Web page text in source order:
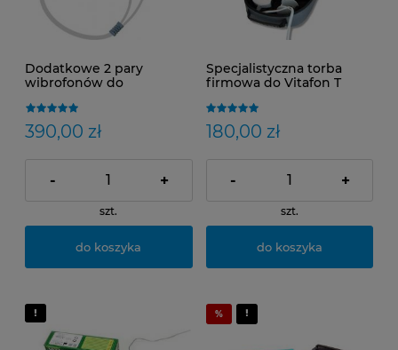
Dodatkowe 2 pary
wibrofonów do
390,00 zł
- +
szt.
do koszyka
Specjalistyczna torba
firmowa do Vitafon T
180,00 zł
- +
szt.
do koszyka